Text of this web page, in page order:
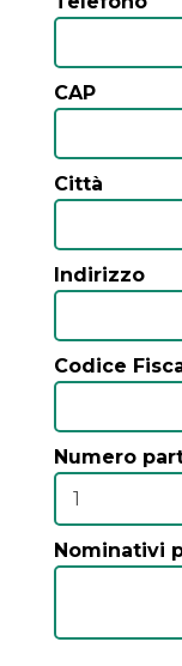
CAP
Città
Indirizzo
Codice
Numero
Nominativi